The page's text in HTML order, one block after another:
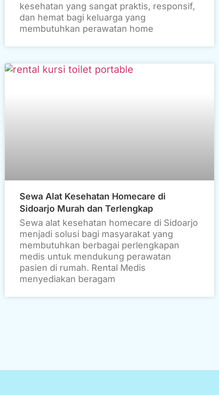
kesehatan yang sangat praktis, responsif,
dan hemat bagi keluarga yang
membutuhkan perawatan home
Sewa Alat Kesehatan Homecare di
Sidoarjo Murah dan Terlengkap
Sewa alat kesehatan homecare di Sidoarjo
menjadi solusi bagi masyarakat yang
membutuhkan berbagai perlengkapan
medis untuk mendukung perawatan
pasien di rumah. Rental Medis
menyediakan beragam